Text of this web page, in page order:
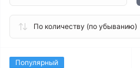
Популярный